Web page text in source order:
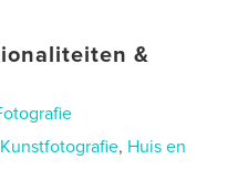
&
Kunstfotografie, Huis en